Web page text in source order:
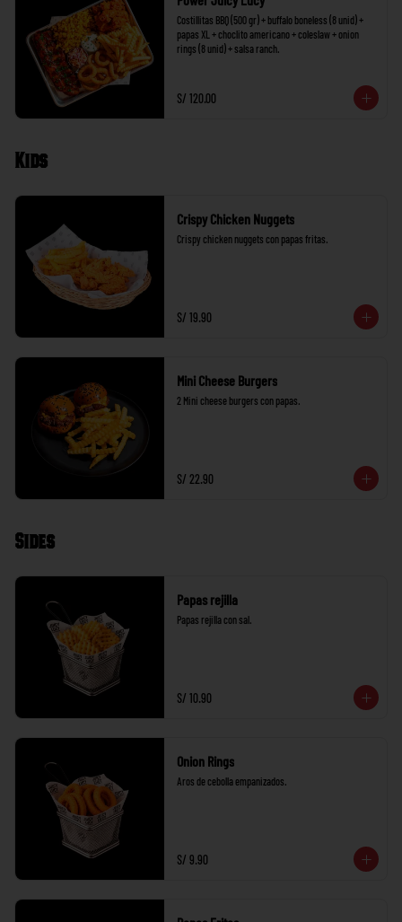
Costillitas BBQ (500 gr) + buffalo boneless (8 unid) +
papas XL + choclito americano + coleslaw + onion
rings (8 unid) + salsa ranch.
S/ 120.00
Kids
Crispy Chicken Nuggets
Crispy chicken nuggets con papas fritas.
S/ 19.90
Mini Cheese Burgers
2 Mini cheese burgers con papas.
S/ 22.90
Sides
Papas rejilla
Papas rejilla con sal.
S/ 10.90
Onion Rings
Aros de cebolla empanizados.
S/ 9.90